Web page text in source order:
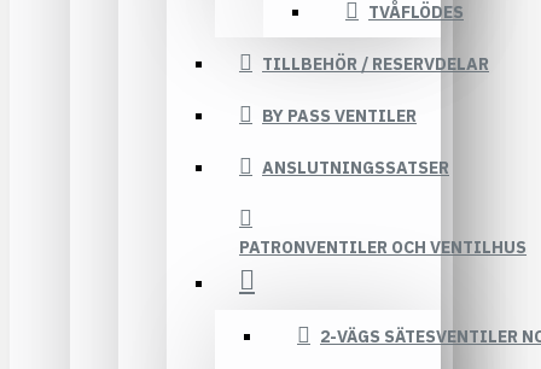
TVÅFLÖDES
TILLBEHÖR / RESERVDELAR
BY PASS VENTILER
ANSLUTNINGSSATSER
PATRONVENTILER OCH VENTILHUS
2-VÄGS SÄTESVENTILER